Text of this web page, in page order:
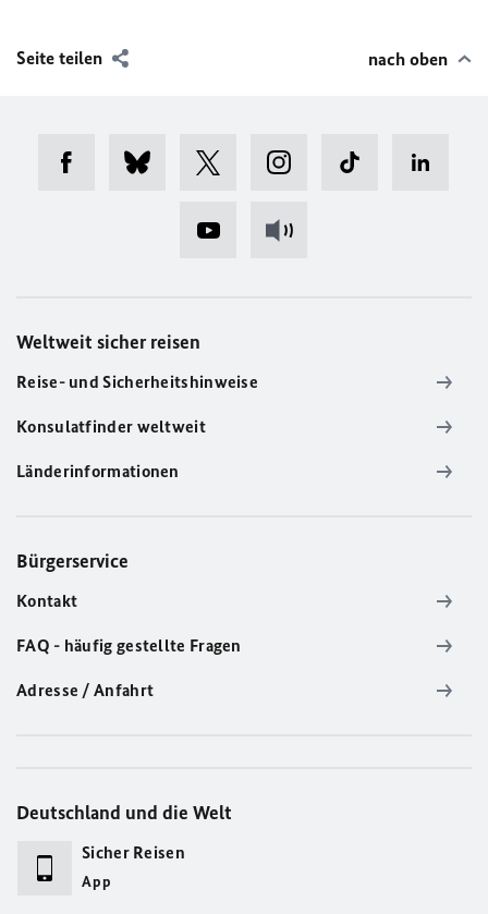
Seite teilen nach oben
Weltweit sicher reisen
Reise- und Sicherheitshinweise
Konsulatfinder weltweit
Länderinformationen
Bürgerservice
Kontakt
FAQ - häufig gestellte Fragen
Adresse / Anfahrt
Deutschland und die Welt
Sicher Reisen
App